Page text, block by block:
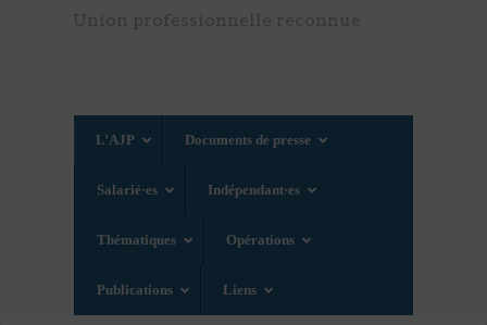
L’AJP Documents de presse
Salarié·es Indépendant·es
Thématiques Opérations
Publications Liens